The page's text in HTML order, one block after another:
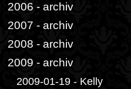
2006 - archiv
2007 - archiv
2008 - archiv
2009 - archiv
2009-01-19 - Kelly